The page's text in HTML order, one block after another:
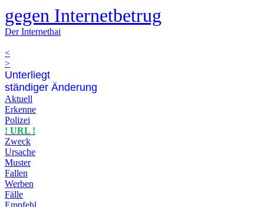
gegen Internetbetrug
Der Internethai
<
>
Unterliegt
ständiger Änderung
Aktuell
Erkenne
Polizei
! URL !
Zweck
Ursache
Muster
Fallen
Werben
Fälle
Empfehl